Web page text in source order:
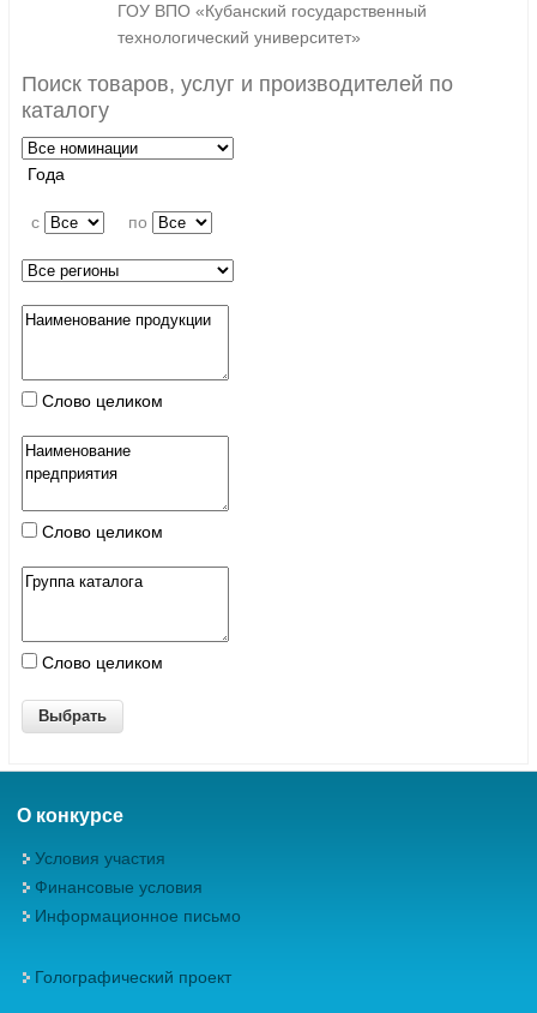
ГОУ ВПО «Кубанский государственный
технологический университет»
Поиск товаров, услуг и производителей по
каталогу
Года
c по
Слово целиком
Слово целиком
Слово целиком
О конкурсе
Условия участия
Финансовые условия
Информационное письмо
Голографический проект